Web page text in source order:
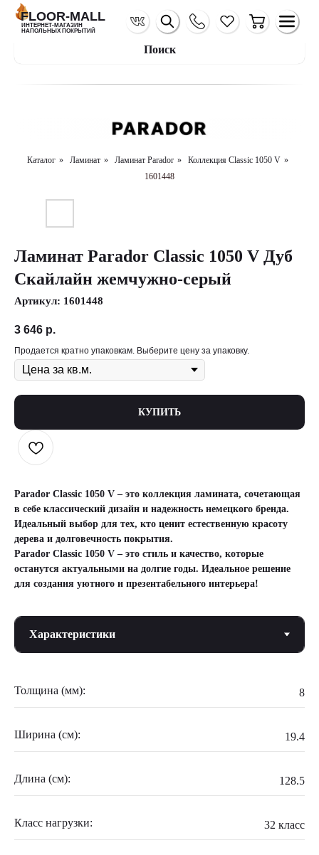
Поиск
FLOOR-MALL
ИНТЕРНЕТ-МАГАЗИН
НАПОЛЬНЫХ ПОКРЫТИЙ
Каталог » Ламинат » Ламинат Parador » Коллекция Classic 1050 V »
1601448
Ламинат Parador Classic 1050 V Дуб
Скайлайн жемчужно-серый
Артикул: 1601448
3 646 р.
Продается кратно упаковкам. Выберите цену за упаковку.
КУПИТЬ
Parador Classic 1050 V – это коллекция ламината, сочетающая
в себе классический дизайн и надежность немецкого бренда.
Идеальный выбор для тех, кто ценит естественную красоту
дерева и долговечность покрытия.
Parador Classic 1050 V – это стиль и качество, которые
останутся актуальными на долгие годы. Идеальное решение
для создания уютного и презентабельного интерьера!
Толщина (мм): 8
Ширина (см): 19.4
Длина (см): 128.5
Класс нагрузки: 32 класс